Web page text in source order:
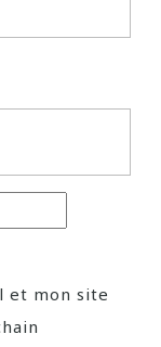
et mon site